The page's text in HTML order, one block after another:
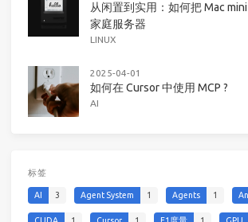
从闲置到实用：如何把 Mac
家庭服务器
LINUX
2025-04-01
如何在 Cursor 中使用 MCP ?
AI
标签
AI 3 Agent System 1 Agents 1
CUDA 1 Cursor 1 F1度量 1 GPU